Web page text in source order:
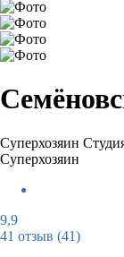
Суперхозяин
Суперхозяин
9,9
41 отзыв (41)